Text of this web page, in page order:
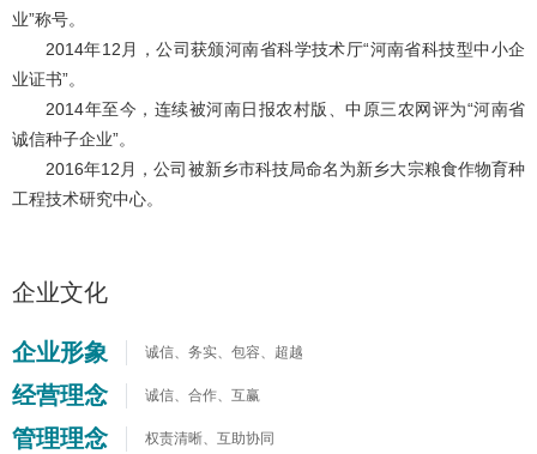
业”称号。
2014年12月，公司获颁河南省科学技术厅“河南省科技型中小企
业证书”。
2014年至今，连续被河南日报农村版、中原三农网评为“河南省
诚信种子企业”。
2016年12月，公司被新乡市科技局命名为新乡大宗粮食作物育种
工程技术研究中心。
企业文化
企业形象 诚信、务实、包容、超越
经营理念 诚信、合作、互赢
管理理念 权责清晰、互助协同